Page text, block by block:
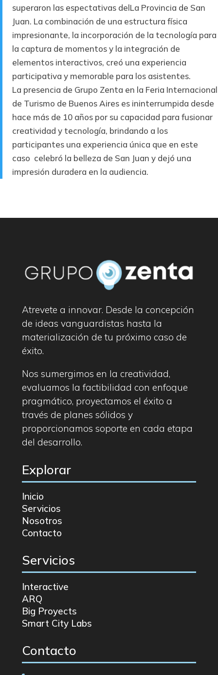
superaron las espectativas delLa Provincia de San
Juan. La combinación de una estructura física
impresionante, la incorporación de la tecnología para
la captura de momentos y la integración de
elementos interactivos, creó una experiencia
participativa y memorable para los asistentes.
La presencia de Grupo Zenta en la Feria Internacional
de Turismo de Buenos Aires es ininterrumpida desde
hace más de 10 años por su capacidad para fusionar
creatividad y tecnología, brindando a los
participantes una experiencia única que en este
caso celebró la belleza de San Juan y dejó una
impresión duradera en la audiencia.
Atrevete a innovar. Desde la concepción
de ideas vanguardistas hasta la
materialización de tu próximo caso de
éxito.
Nos sumergimos en la creatividad,
evaluamos la factibilidad con enfoque
pragmático, proyectamos el éxito a
través de planes sólidos y
proporcionamos soporte en cada etapa
del desarrollo.
Explorar
Inicio
Servicios
Nosotros
Contacto
Servicios
Interactive
ARQ
Big Proyects
Smart City Labs
Contacto